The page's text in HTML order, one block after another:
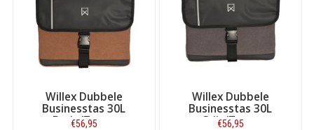
Willex Dubbele
Businesstas 30L
Bruin/Zwart
€56,95
Willex Dubbele
Businesstas 30L
Grijs/Zwart
€56,95